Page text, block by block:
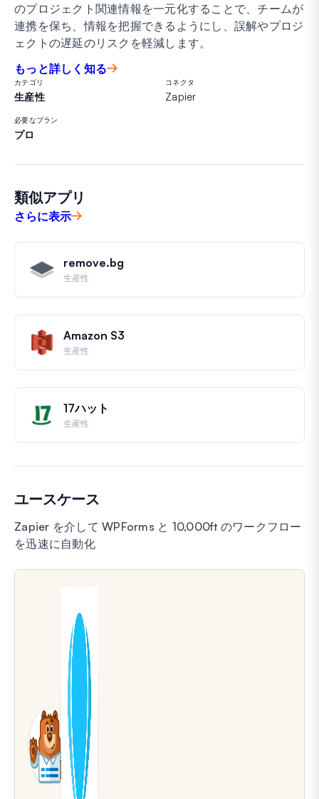
のプロジェクト関連情報を一元化することで、チームが
連携を保ち、情報を把握できるようにし、誤解やプロジ
ェクトの遅延のリスクを軽減します。
もっと詳しく知る
カテゴリ
生産性
コネクタ
Zapier
必要なプラン
プロ
類似アプリ
さらに表示
remove.bg
生産性
Amazon S3
生産性
17ハット
生産性
ユースケース
Zapier を介して WPForms と 10,000ft のワークフロー
を迅速に自動化